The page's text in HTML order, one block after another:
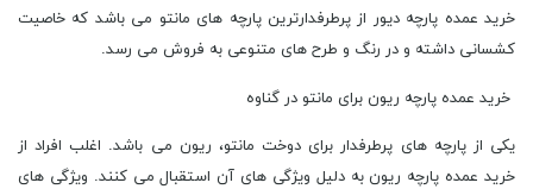
خرید عمده پارچه دیور از پرطرفدارترین پارچه های مانتو می باشد که خاصیت
کشسانی داشته و در رنگ و طرح های متنوعی به فروش می رسد.
خرید عمده پارچه ریون برای مانتو در گناوه
یکی از پارچه های پرطرفدار برای دوخت مانتو، ریون می باشد. اغلب افراد از
خرید عمده پارچه ریون به دلیل ویژگی های آن استقبال می کنند. ویژگی های